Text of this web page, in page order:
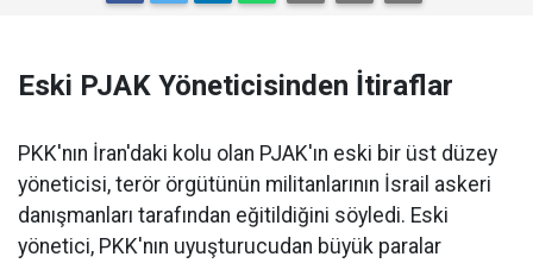
Eski PJAK Yöneticisinden İtiraflar
PKK'nın İran'daki kolu olan PJAK'ın eski bir üst düzey
yöneticisi, terör örgütünün militanlarının İsrail askeri
danışmanları tarafından eğitildiğini söyledi. Eski
yönetici, PKK'nın uyuşturucudan büyük paralar